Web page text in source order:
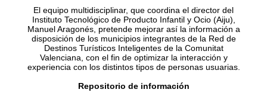
El equipo multidisciplinar, que coordina el director del
Instituto Tecnológico de Producto Infantil y Ocio (Aiju),
Manuel Aragonés, pretende mejorar así la información a
disposición de los municipios integrantes de la Red de
Destinos Turísticos Inteligentes de la Comunitat
Valenciana, con el fin de optimizar la interacción y
experiencia con los distintos tipos de personas usuarias.
Repositorio de información